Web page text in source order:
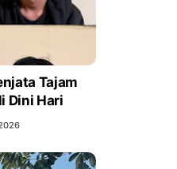
Tajam
Dini Hari